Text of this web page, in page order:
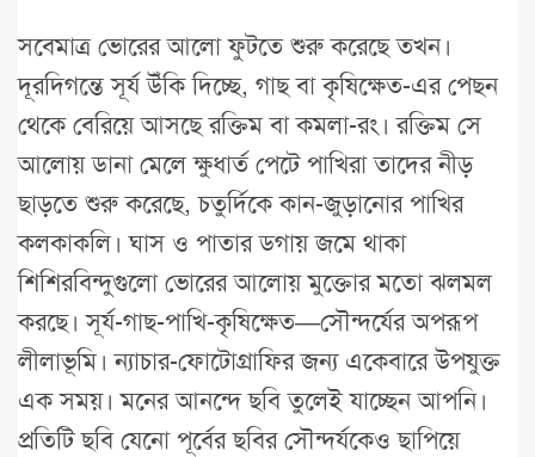
সবেমাত্র ভোরের আলো ফুটতে শুরু করেছে তখন।
দূরদিগন্তে সূর্য উঁকি দিচ্ছে, গাছ বা কৃষিক্ষেত-এর পেছন
থেকে বেরিয়ে আসছে রক্তিম বা কমলা-রং। রক্তিম সে
আলোয় ডানা মেলে ক্ষুধার্ত পেটে পাখিরা তাদের নীড়
ছাড়তে শুরু করেছে, চতুর্দিকে কান-জুড়ানোর পাখির
কলকাকলি। ঘাস ও পাতার ডগায় জমে থাকা
শিশিরবিন্দুগুলো ভোরের আলোয় মুক্তোর মতো ঝলমল
করছে। সূর্য-গাছ-পাখি-কৃষিক্ষেত—সৌন্দর্যের অপরূপ
লীলাভূমি। ন্যাচার-ফোটোগ্রাফির জন্য একেবারে উপযুক্ত
এক সময়। মনের আনন্দে ছবি তুলেই যাচ্ছেন আপনি।
প্রতিটি ছবি যেনো পূর্বের ছবির সৌন্দর্যকেও ছাপিয়ে